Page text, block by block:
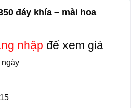
đáy khía – mài hoa
nhập để xem giá
ngày